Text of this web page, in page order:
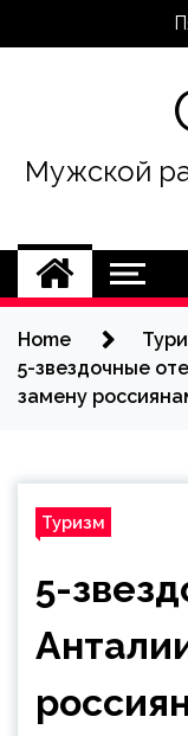
Мужской
Home
5-звездочные
замену
Туризм
5-